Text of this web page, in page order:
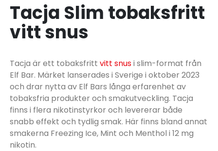
Tacja Slim tobaksfritt
vitt snus
Tacja är ett tobaksfritt vitt snusi slim-format från
Elf Bar. Märket lanserades i Sverige i oktober 2023
och drar nytta av Elf Bars långa erfarenhet av
tobaksfria produkter och smakutveckling. Tacja
finns i flera nikotinstyrkor och levererar både
snabb effekt och tydlig smak. Här finns bland annat
smakerna Freezing Ice, Mint och Menthol i 12 mg
nikotin.
Populära engångsvapes